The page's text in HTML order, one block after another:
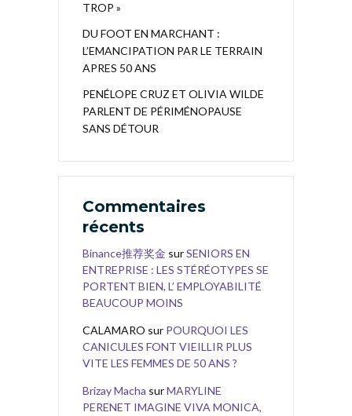
TROP »
DU FOOT EN MARCHANT :
L’EMANCIPATION PAR LE TERRAIN
APRES 50 ANS
PENÉLOPE CRUZ ET OLIVIA WILDE
PARLENT DE PÉRIMÉNOPAUSE
SANS DÉTOUR
Commentaires
récents
Binance推荐奖金 surSENIORS EN
ENTREPRISE : LES STÉRÉOTYPES SE
PORTENT BIEN, L’ EMPLOYABILITÉ
BEAUCOUP MOINS
CALAMARO sur POURQUOI LES
CANICULES FONT VIEILLIR PLUS
VITE LES FEMMES DE 50 ANS ?
Brizay Macha surMARYLINE
PERENET IMAGINE VIVA MONICA,